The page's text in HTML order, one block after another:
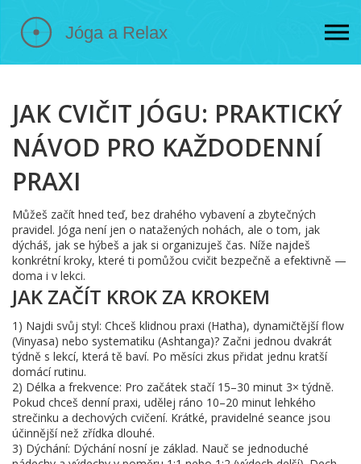
JAK CVIČIT JÓGU: PRAKTICKÝ
NÁVOD PRO KAŽDODENNÍ
PRAXI
Můžeš začít hned teď, bez drahého vybavení a zbytečných
pravidel. Jóga není jen o natažených nohách, ale o tom, jak
dýcháš, jak se hýbeš a jak si organizuješ čas. Níže najdeš
konkrétní kroky, které ti pomůžou cvičit bezpečně a efektivně —
doma i v lekci.
JAK ZAČÍT KROK ZA KROKEM
1) Najdi svůj styl: Chceš klidnou praxi (Hatha), dynamičtější flow
(Vinyasa) nebo systematiku (Ashtanga)? Začni jednou dvakrát
týdně s lekcí, která tě baví. Po měsíci zkus přidat jednu kratší
domácí rutinu.
2) Délka a frekvence: Pro začátek stačí 15–30 minut 3× týdně.
Pokud chceš denní praxi, udělej ráno 10–20 minut lehkého
strečinku a dechových cvičení. Krátké, pravidelné seance jsou
účinnější než zřídka dlouhé.
3) Dýchání: Dýchání nosní je základ. Nauč se jednoduché